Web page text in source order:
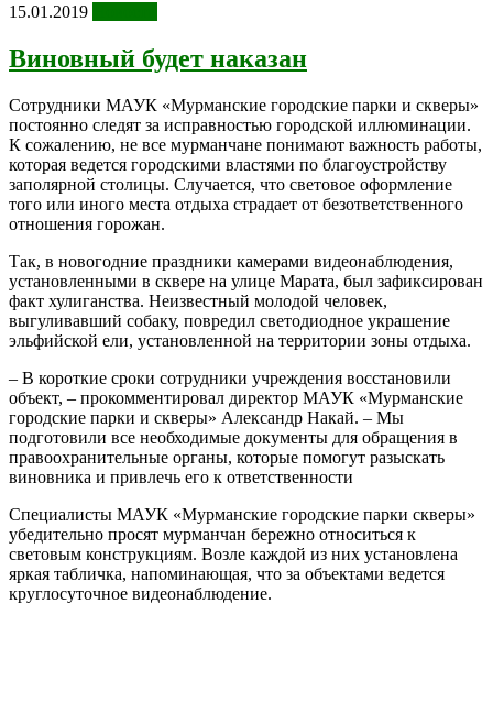
15.01.2019
Виновный будет наказан
Сотрудники МАУК «Мурманские городские парки и скверы»
постоянно следят за исправностью городской иллюминации.
К сожалению, не все мурманчане понимают важность работы,
которая ведется городскими властями по благоустройству
заполярной столицы. Случается, что световое оформление
того или иного места отдыха страдает от безответственного
отношения горожан.
Так, в новогодние праздники камерами видеонаблюдения,
установленными в сквере на улице Марата, был зафиксирован
факт хулиганства. Неизвестный молодой человек,
выгуливавший собаку, повредил светодиодное украшение
эльфийской ели, установленной на территории зоны отдыха.
– В короткие сроки сотрудники учреждения восстановили
объект, – прокомментировал директор МАУК «Мурманские
городские парки и скверы» Александр Накай. – Мы
подготовили все необходимые документы для обращения в
правоохранительные органы, которые помогут разыскать
виновника и привлечь его к ответственности
Специалисты МАУК «Мурманские городские парки скверы»
убедительно просят мурманчан бережно относиться к
световым конструкциям. Возле каждой из них установлена
яркая табличка, напоминающая, что за объектами ведется
круглосуточное видеонаблюдение.